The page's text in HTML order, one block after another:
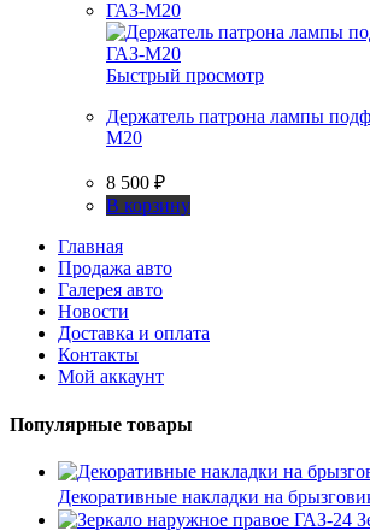
Быстрый просмотр
Держатель патрона лампы
М20
8 500 ₽
В корзину
Главная
Продажа авто
Галерея авто
Новости
Доставка и оплата
Контакты
Мой аккаунт
Популярные товары
Декоративные накладки на